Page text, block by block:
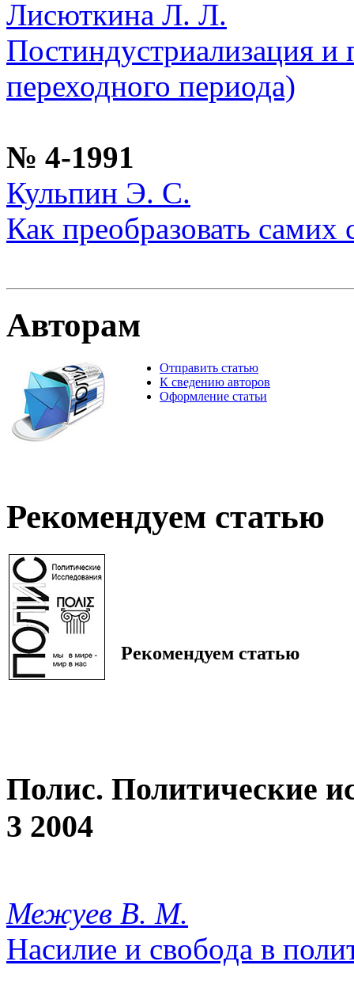
Лисюткина Л. Л.
Постиндустриализация
переходного периода)
№ 4-1991
Кульпин Э. С.
Как преобразовать самих
Авторам
Отправить статью
К сведению авторов
Оформление статьи
Рекомендуем статью
Рекомендуем статью
Полис. Политические
3 2004
Межуев В. М.
Насилие и свобода в